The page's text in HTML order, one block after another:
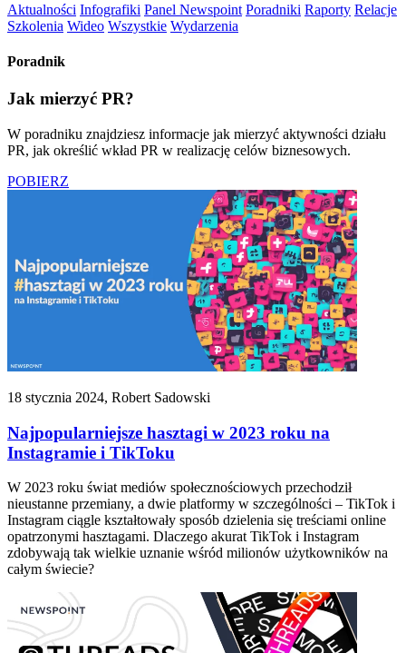
Aktualności Infografiki Panel Newspoint Poradniki Raporty Relacje
Szkolenia Wideo Wszystkie Wydarzenia
Poradnik
Jak mierzyć PR?
W poradniku znajdziesz informacje jak mierzyć aktywności działu
PR, jak określić wkład PR w realizację celów biznesowych.
POBIERZ
18 stycznia 2024, Robert Sadowski
Najpopularniejsze hasztagi w 2023 roku na
Instagramie i TikToku
W 2023 roku świat mediów społecznościowych przechodził
nieustanne przemiany, a dwie platformy w szczególności – TikTok i
Instagram ciągle kształtowały sposób dzielenia się treściami online
opatrzonymi hasztagami. Dlaczego akurat TikTok i Instagram
zdobywają tak wielkie uznanie wśród milionów użytkowników na
całym świecie?